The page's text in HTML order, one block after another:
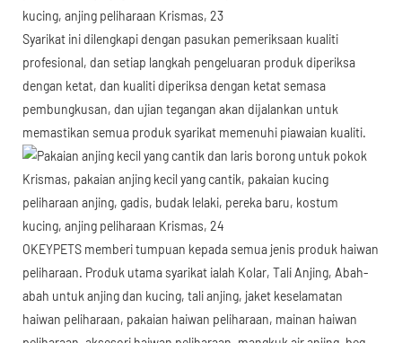
Syarikat ini dilengkapi dengan pasukan pemeriksaan kualiti
profesional, dan setiap langkah pengeluaran produk diperiksa
dengan ketat, dan kualiti diperiksa dengan ketat semasa
pembungkusan, dan ujian tegangan akan dijalankan untuk
memastikan semua produk syarikat memenuhi piawaian kualiti.
OKEYPETS memberi tumpuan kepada semua jenis produk haiwan
peliharaan. Produk utama syarikat ialah Kolar, Tali Anjing, Abah-
abah untuk anjing dan kucing, tali anjing, jaket keselamatan
haiwan peliharaan, pakaian haiwan peliharaan, mainan haiwan